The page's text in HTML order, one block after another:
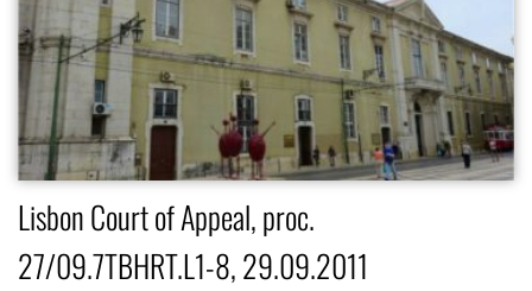
Lisbon Court of Appeal, proc.
27/09.7TBHRT.L1-8, 29.09.2011